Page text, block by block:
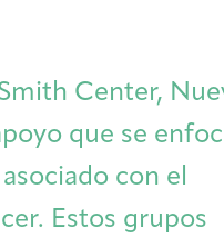
Adult Cancer
Groups
Exhibitions/Events
Gift Match
Center,
que se
con el
Estos grupos